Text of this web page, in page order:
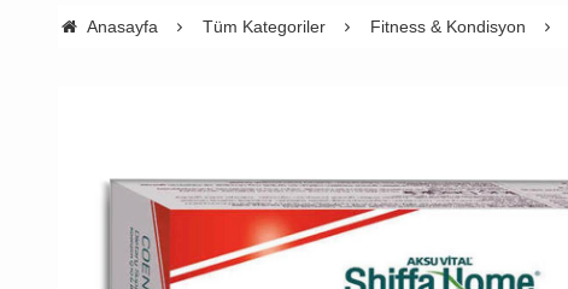
Anasayfa Tüm Kategoriler Fitness & Kondisyon